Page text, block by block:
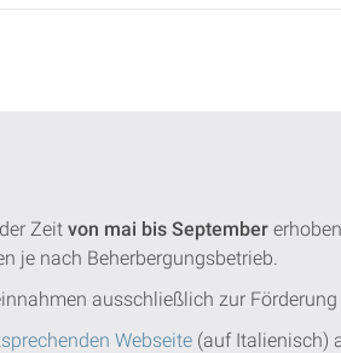
Zeit von mai bis September
je nach Beherbergungsbetrieb.
ausschließlich zur
Webseite (auf Italienisch)